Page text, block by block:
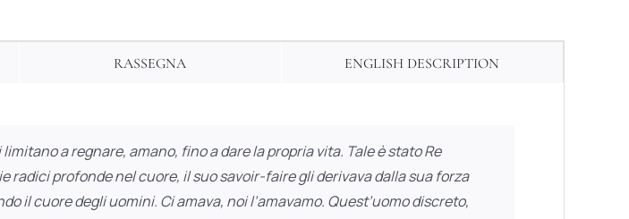
RASSEGNA ENGLISH DESCRIPTION
a regnare, amano, fino a dare la propria vita. Tale è stato Re
radici profonde nel cuore, il suo savoir-faire gli derivava dalla sua forza
il cuore degli uomini. Ci amava, noi l’amavamo. Quest’uomo discreto,